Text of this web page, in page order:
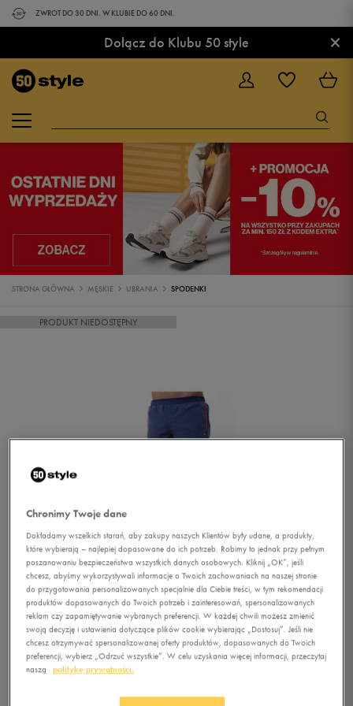
ZWROT DO 30 DNI. W KLUBIE DO 60 DNI.
Dołącz do Klubu 50 style ×
STRONA GŁÓWNA MĘSKIE UBRANIA SPODENKI
PRODUKT NIEDOSTĘPNY
1/2
Chronimy Twoje dane
Dokładamy wszelkich starań, aby zakupy naszych Klientów były udane, a produkty,
które wybierają – najlepiej dopasowane do ich potrzeb. Robimy to jednak przy pełnym
poszanowaniu bezpieczeństwa wszystkich danych osobowych. Kliknij „OK”, jeśli
chcesz, abyśmy wykorzystywali informacje o Twoich zachowaniach na naszej stronie
do przygotowania personalizowanych specjalnie dla Ciebie treści, w tym rekomendacji
produktów dopasowanych do Twoich potrzeb i zainteresowań, spersonalizowanych
reklam czy zapamiętywanie wybranych preferencji. W każdej chwili możesz zmienić
swoją decyzję i ustawienia dotyczące plików cookie wybierając „Dostosuj”. Jeśli nie
chcesz otrzymywać spersonalizowanej oferty produktów, dopasowanych do Twoich
preferencji, wybierz „Odrzuć wszystkie”. W celu uzyskania więcej informacji, przeczytaj
naszą
politykę prywatności.